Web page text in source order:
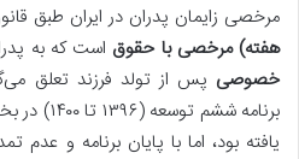
مرخصی زایمان پدران در ایران طبق قانون
هفته) مرخصی با حقوق است که به
خصوصی پس از تولد فرزند تعلق
یافته بود، اما با پایان برنامه و